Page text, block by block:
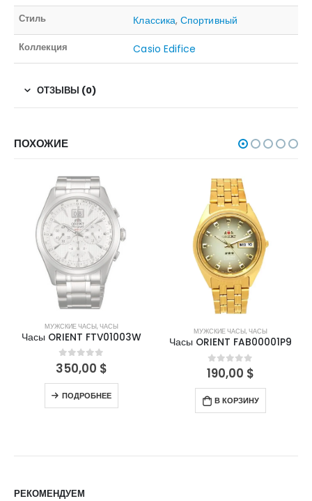
Стиль Классика,Спортивный
Коллекция Casio Edifice
ОТЗЫВЫ (0)
ПОХОЖИЕ
НЕТ В НАЛИЧИИ
МУЖСКИЕ ЧАСЫ,ЧАСЫ
Часы ORIENT FTV01003W
0out of 5
350,00 $
ПОДРОБНЕЕ
МУЖСКИЕ ЧАСЫ,ЧАСЫ
Часы ORIENT FAB00001P9
0out of 5
190,00 $
В КОРЗИНУ
РЕКОМЕНДУЕМ